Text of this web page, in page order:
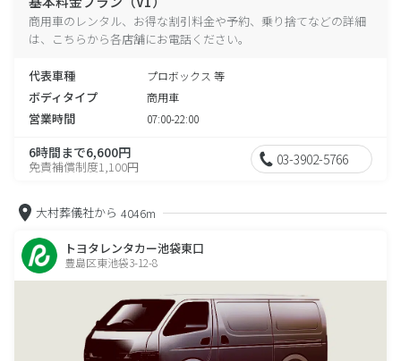
商用車のレンタル、お得な割引料金や予約、乗り捨てなどの詳細
は、こちらから各店舗にお電話ください。
代表車種 プロボックス 等
ボディタイプ 商用車
営業時間 07:00-22:00
6時間まで6,600円
免責補償制度1,100円 03-3902-5766
大村葬儀社から 4046m
トヨタレンタカー池袋東口
豊島区東池袋3-12-8